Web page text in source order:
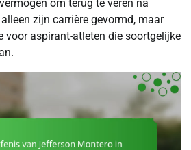
om terug te veren na
zijn carrière gevormd, maar
voor aspirant-atleten die soortgelijke